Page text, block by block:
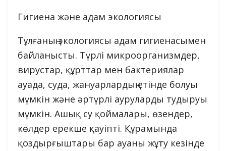
Гигиена және адам экологиясы
Тұлғаның экологиясы адам гигиенасымен
байланысты. Түрлі микроорганизмдер,
вирустар, құрттар мен бактериялар
ауада, суда, жануарлардың етінде болуы
мүмкін және әртүрлі ауруларды тудыруы
мүмкін. Ашық су қоймалары, өзендер,
көлдер ерекше қауіпті. Құрамында
қоздырғыштары бар ауаны жұту кезінде